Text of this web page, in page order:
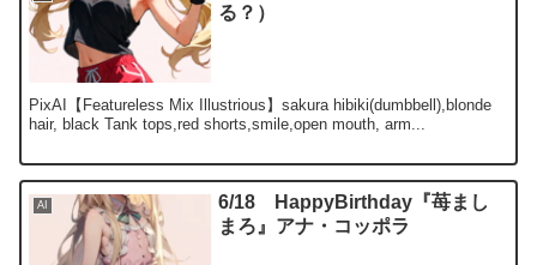
る？）
PixAI【Featureless Mix Illustrious】sakura hibiki(dumbbell),blonde
hair, black Tank tops,red shorts,smile,open mouth, arm...
AI
6/18 HappyBirthday『苺まし
まろ』アナ・コッポラ